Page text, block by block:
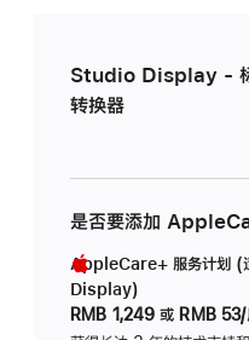
Studio Display -
转换器
是否要添加
AppleCare+ 服务计划 (
Display)
RMB 1,249 或 RMB